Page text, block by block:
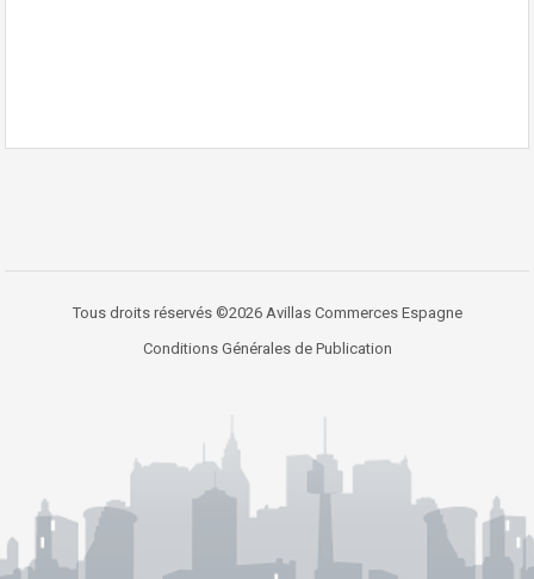
Tous droits réservés ©2026 Avillas Commerces Espagne
Conditions Générales de Publication